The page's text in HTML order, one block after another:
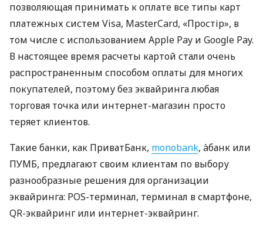
позволяющая принимать к оплате все типы карт
платежных систем Visa, MasterCard, «Простір», в
том числе с использованием Apple Pay и Google Pay.
В настоящее время расчеты картой стали очень
распространенным способом оплаты для многих
покупателей, поэтому без эквайринга любая
торговая точка или интернет-магазин просто
теряет клиентов.
Такие банки, как ПриватБанк, monobank, àбанк или
ПУМБ, предлагают своим клиентам по выбору
разнообразные решения для организации
эквайринга: POS-терминал, терминал в смартфоне,
QR-эквайринг или интернет-эквайринг.